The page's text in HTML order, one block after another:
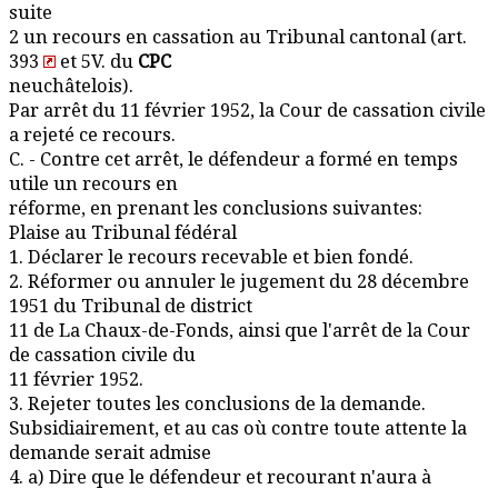
suite
2 un recours en cassation au Tribunal cantonal (art.
393
et 5V. du CPC
neuchâtelois).
Par arrêt du 11 février 1952, la Cour de cassation civile
a rejeté ce recours.
C. - Contre cet arrêt, le défendeur a formé en temps
utile un recours en
réforme, en prenant les conclusions suivantes:
Plaise au Tribunal fédéral
1. Déclarer le recours recevable et bien fondé.
2. Réformer ou annuler le jugement du 28 décembre
1951 du Tribunal de district
11 de La Chaux-de-Fonds, ainsi que l'arrêt de la Cour
de cassation civile du
11 février 1952.
3. Rejeter toutes les conclusions de la demande.
Subsidiairement, et au cas où contre toute attente la
demande serait admise
4. a) Dire que le défendeur et recourant n'aura à